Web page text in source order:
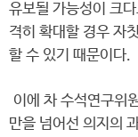
유보될 가능성이 크
격히 확대할 경우 자
할 수 있기 때문이다.
이에 차 수석연구위
만을 넘어선 의지의